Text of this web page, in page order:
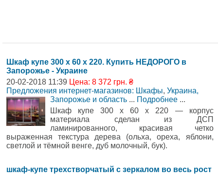
Шкаф купе 300 х 60 х 220. Купить НЕДОРОГО в
Запорожье - Украине
20-02-2018 11:39 Цена: 8 372 грн. ₴
Предложения интернет-магазинов: Шкафы, Украина,
Запорожье и область ... Подробнее ...
Шкаф купе 300 х 60 х 220 — корпус
материала сделан из ДСП
ламинированного, красивая четко
выраженная текстура дерева (ольха, ореха, яблони,
светлой и тёмной венге, дуб молочный, бук).
шкаф-купе трехстворчатый с зеркалом во весь рост